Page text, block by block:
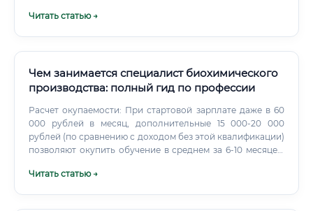
Читать статью →
Чем занимается специалист биохимического
производства: полный гид по профессии
Расчет окупаемости: При стартовой зарплате даже в 60
000 рублей в месяц, дополнительные 15 000-20 000
рублей (по сравнению с доходом без этой квалификации)
позволяют окупить обучение в среднем за 6-10 месяцев.
высокорентабельными.
Читать статью →